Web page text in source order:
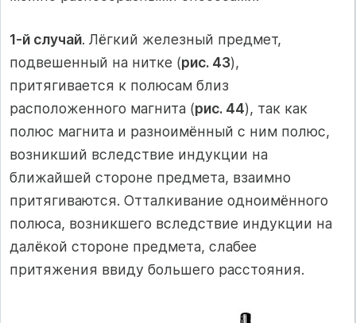
1-й случай. Лёгкий железный предмет,
подвешенный на нитке (рис. 43),
притягивается к полюсам близ
расположенного магнита (рис. 44), так как
полюс магнита и разноимённый с ним полюс,
возникший вследствие индукции на
ближайшей стороне предмета, взаимно
притягиваются. Отталкивание одноимённого
полюса, возникшего вследствие индукции на
далёкой стороне предмета, слабее
притяжения ввиду большего расстояния.